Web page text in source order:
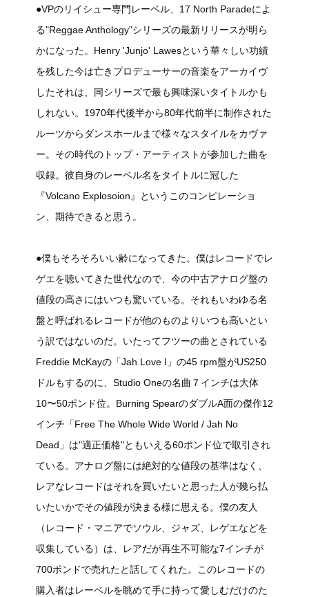
●VPのリイシュー専門レーベル、17 North Paradeによ
る"Reggae Anthology"シリーズの最新リリースが明ら
かになった。Henry 'Junjo' Lawesという華々しい功績
を残した今は亡きプロデューサーの音楽をアーカイヴ
したそれは、同シリーズで最も興味深いタイトルかも
しれない。1970年代後半から80年代前半に制作された
ルーツからダンスホールまで様々なスタイルをカヴァ
ー。その時代のトップ・アーティストが参加した曲を
収録。彼自身のレーベル名をタイトルに冠した
『Volcano Explosoion』というこのコンピレーショ
ン、期待できると思う。
●僕もそろそろいい齢になってきた。僕はレコードでレ
ゲエを聴いてきた世代なので、今の中古アナログ盤の
値段の高さにはいつも驚いている。それもいわゆる名
盤と呼ばれるレコードが他のものよりいつも高いとい
う訳ではないのだ。いたってフツーの曲とされている
Freddie McKayの「Jah Love I」の45 rpm盤がUS250
ドルもするのに、Studio Oneの名曲７インチは大体
10〜50ポンド位。Burning SpearのダブルA面の傑作12
インチ「Free The Whole Wide World / Jah No
Dead」は"適正価格"ともいえる60ポンド位で取引され
ている。アナログ盤には絶対的な値段の基準はなく、
レアなレコードはそれを買いたいと思った人が幾ら払
いたいかでその値段が決まる様に思える。僕の友人
（レコード・マニアでソウル、ジャズ、レゲエなどを
収集している）は、レアだが再生不可能な7インチが
700ポンドで売れたと話してくれた。このレコードの
購入者はレーベルを眺めて手に持って愛しむだけのた